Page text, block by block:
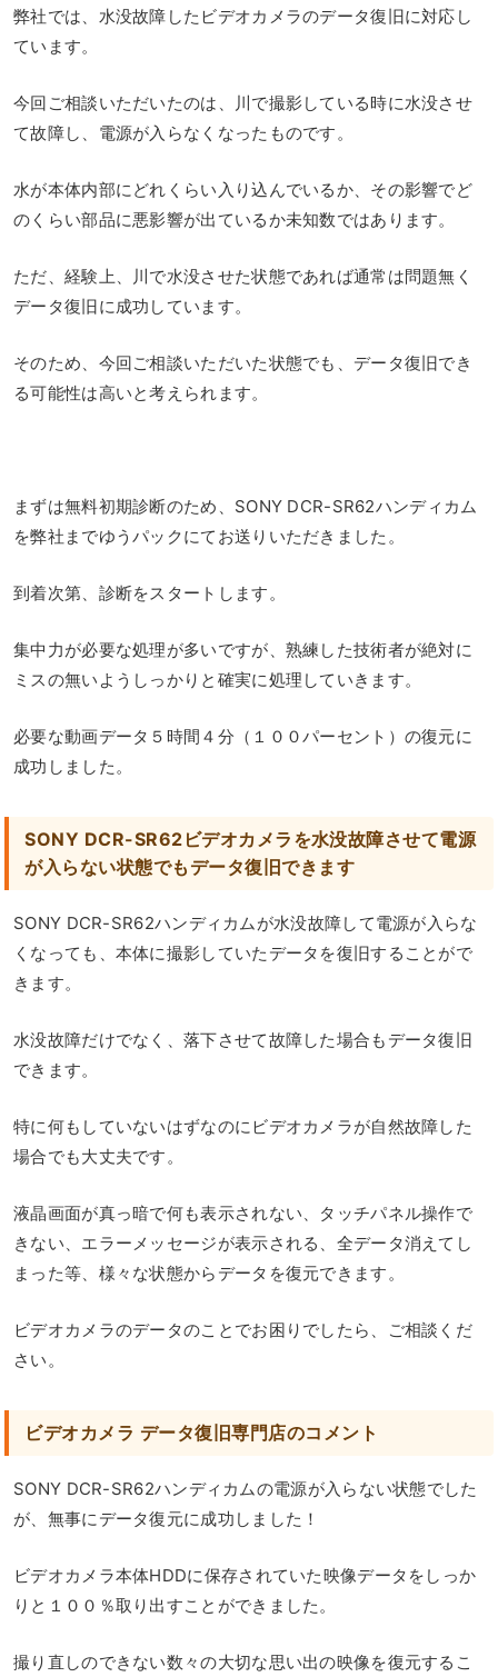
弊社では、水没故障したビデオカメラのデータ復旧に対応し
ています。
今回ご相談いただいたのは、川で撮影している時に水没させ
て故障し、電源が入らなくなったものです。
水が本体内部にどれくらい入り込んでいるか、その影響でど
のくらい部品に悪影響が出ているか未知数ではあります。
ただ、経験上、川で水没させた状態であれば通常は問題無く
データ復旧に成功しています。
そのため、今回ご相談いただいた状態でも、データ復旧でき
る可能性は高いと考えられます。
まずは無料初期診断のため、SONY DCR-SR62ハンディカム
を弊社までゆうパックにてお送りいただきました。
到着次第、診断をスタートします。
集中力が必要な処理が多いですが、熟練した技術者が絶対に
ミスの無いようしっかりと確実に処理していきます。
必要な動画データ５時間４分（１００パーセント）の復元に
成功しました。
SONY DCR-SR62ビデオカメラを水没故障させて電源
が入らない状態でもデータ復旧できます
SONY DCR-SR62ハンディカムが水没故障して電源が入らな
くなっても、本体に撮影していたデータを復旧することがで
きます。
水没故障だけでなく、落下させて故障した場合もデータ復旧
できます。
特に何もしていないはずなのにビデオカメラが自然故障した
場合でも大丈夫です。
液晶画面が真っ暗で何も表示されない、タッチパネル操作で
きない、エラーメッセージが表示される、全データ消えてし
まった等、様々な状態からデータを復元できます。
ビデオカメラのデータのことでお困りでしたら、ご相談くだ
さい。
ビデオカメラ データ復旧専門店のコメント
SONY DCR-SR62ハンディカムの電源が入らない状態でした
が、無事にデータ復元に成功しました！
ビデオカメラ本体HDDに保存されていた映像データをしっか
りと１００％取り出すことができました。
撮り直しのできない数々の大切な思い出の映像を復元するこ